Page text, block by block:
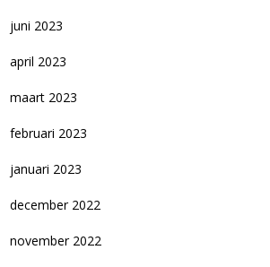
juni 2023
april 2023
maart 2023
februari 2023
januari 2023
december 2022
november 2022